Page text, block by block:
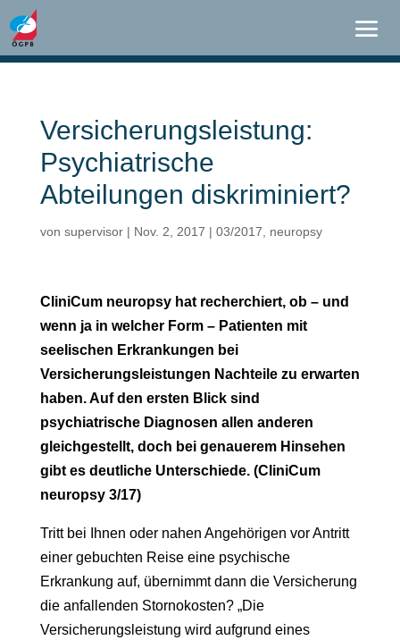
Versicherungsleistung:
Psychiatrische
Abteilungen diskriminiert?
von supervisor| Nov. 2, 2017 | 03/2017 neuropsy
CliniCum neuropsy hat recherchiert, ob – und
wenn ja in welcher Form – Patienten mit
seelischen Erkrankungen bei
Versicherungsleistungen Nachteile zu erwarten
haben. Auf den ersten Blick sind
psychiatrische Diagnosen allen anderen
gleichgestellt, doch bei genauerem Hinsehen
gibt es deutliche Unterschiede. (CliniCum
neuropsy 3/17)
Tritt bei Ihnen oder nahen Angehörigen vor Antritt
einer gebuchten Reise eine psychische
Erkrankung auf, übernimmt dann die Versicherung
die anfallenden Stornokosten? „Die
Versicherungsleistung wird aufgrund eines